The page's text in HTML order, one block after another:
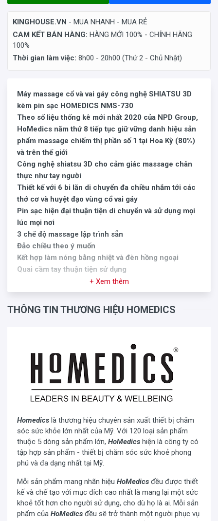
KINGHOUSE.VN - MUA NHANH - MUA RẺ
CAM KẾT BÁN HÀNG: HÀNG MỚI 100% - CHÍNH HÃNG
100%
Thời gian làm việc: 8h00 - 20h00 (Thứ 2 - Chủ Nhật)
Máy massage cổ và vai gáy công nghệ SHIATSU 3D
kèm pin sạc HOMEDICS NMS-730
Theo số liệu thống kê mới nhất 2020 của NPD Group,
HoMedics năm thứ 8 tiếp tục giữ vững danh hiệu sản
phẩm massage chiếm thị phần số 1 tại Hoa Kỳ (80%)
và trên thế giới
Công nghệ shiatsu 3D cho cảm giác massage chân
thực như tay người
Thiết kế với 6 bi lăn di chuyển đa chiều nhắm tới các
thớ cơ và huyệt đạo vùng cổ vai gáy
Pin sạc hiện đại thuận tiện di chuyển và sử dụng mọi
lúc mọi nơi
3 chế độ massage lập trình sẵn
Đảo chiều theo ý muốn
Kết hợp làm nóng bằng nhiệt và đèn hồng ngoại
Quai cầm tay thuận tiện sử dụng
+ Xem thêm
THÔNG TIN THƯƠNG HIỆU HOMEDICS
Homedics là thương hiệu chuyên sản xuất thiết bị chăm
sóc sức khỏe lớn nhất của Mỹ. Với 120 loại sản phẩm
thuộc 5 dòng sản phẩm lớn, HoMedics hiện là công ty có
tập hợp sản phẩm - thiết bị chăm sóc sức khoẻ phong
phú và đa dạng nhất tại Mỹ.
Mỗi sản phẩm mang nhãn hiệu HoMedics đều được thiết
kế và chế tạo với mục đích cao nhất là mang lại một sức
khoẻ tốt hơn cho người sử dụng, cho dù họ là ai. Mỗi sản
phẩm của HoMedics đều sẽ trở thành một người phục vụ